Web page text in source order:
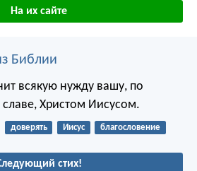
На их сайте
Библии
всякую нужду вашу, по
славе, Христом Иисусом.
доверять Иисус благословение
стих!